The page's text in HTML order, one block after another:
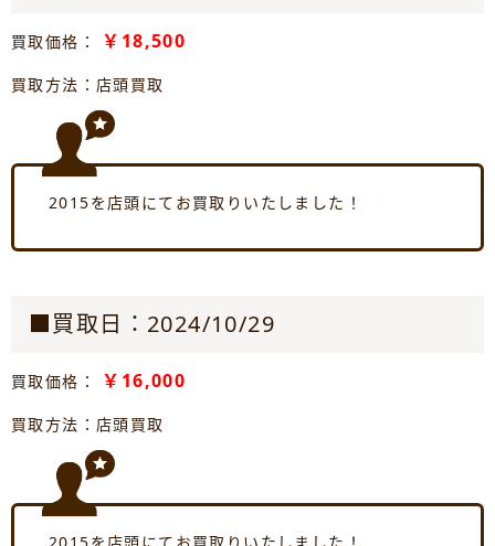
買取価格： ￥18,500
買取方法：店頭買取
2015を店頭にてお買取りいたしました！
■買取日：2024/10/29
買取価格： ￥16,000
買取方法：店頭買取